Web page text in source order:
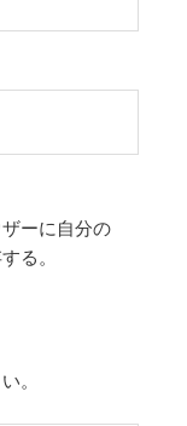
ーに自分の
る。
。